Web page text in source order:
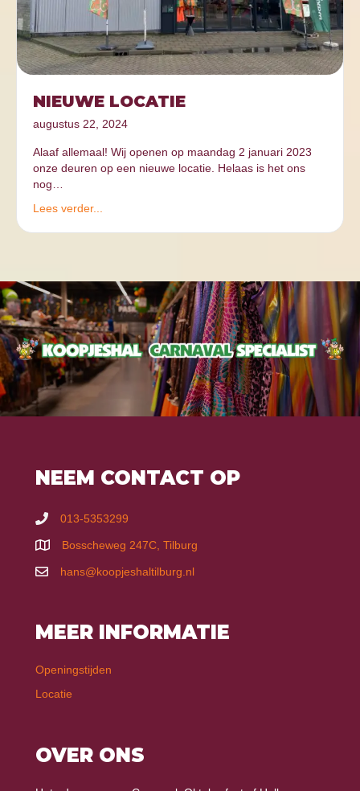
NIEUWE LOCATIE
augustus 22, 2024
Alaaf allemaal! Wij openen op maandag 2 januari 2023
onze deuren op een nieuwe locatie. Helaas is het ons
nog…
Lees verder...
NEEM CONTACT OP
013-5353299
Bosscheweg 247C, Tilburg
hans@koopjeshaltilburg.nl
MEER INFORMATIE
Openingstijden
Locatie
OVER ONS